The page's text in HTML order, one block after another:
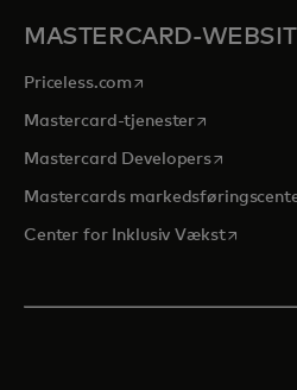
MASTERCARD-
Priceless.com opens in a new tab
Mastercard-tjenesteropens in a
Mastercard Developersopens in a
Mastercards
Center for Inklusiv Vækstopens in